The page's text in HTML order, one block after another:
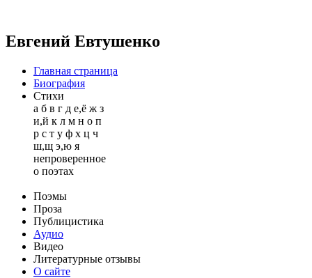
Евгений Евтушенко
Главная страница
Биография
Стихи
а б в г д е,ё ж з
и,й к л м н о п
р с т у ф х ц ч
ш,щ э,ю я
непроверенное
о поэтах
Поэмы
Проза
Публицистика
Аудио
Видео
Литературные отзывы
О сайте